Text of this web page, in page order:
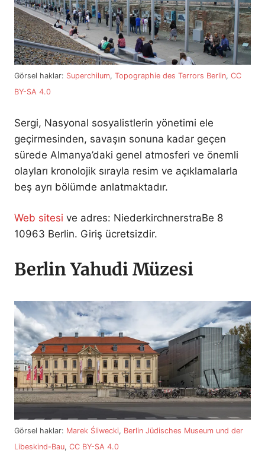
Görsel haklar: Superchilum, Topographie des Terrors Berlin, CC
BY-SA 4.0
Sergi, Nasyonal sosyalistlerin yönetimi ele
geçirmesinden, savaşın sonuna kadar geçen
sürede Almanya’daki genel atmosferi ve önemli
olayları kronolojik sırayla resim ve açıklamalarla
beş ayrı bölümde anlatmaktadır.
Web sitesi ve adres: NiederkirchnerstraBe 8
10963 Berlin. Giriş ücretsizdir.
Berlin Yahudi Müzesi
Görsel haklar: Marek Śliwecki, Berlin Jüdisches Museum und der
Libeskind-Bau, CC BY-SA 4.0